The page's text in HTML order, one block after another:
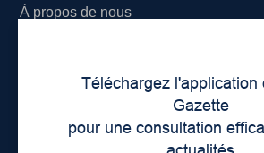
Téléchargez l'application
Gazette
pour une consultation
À propos de nous
Lieux de distribution